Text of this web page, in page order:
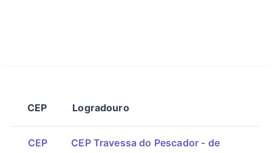
CEP Logradouro
CEP
CEP Travessa do Pescador - de